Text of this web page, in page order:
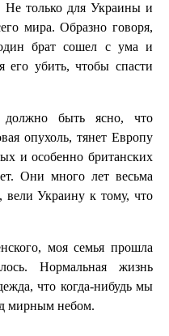
Не только для Украины и
мира. Образно говоря,
брат сошел с ума и
его убить, чтобы спасти
быть ясно, что
опухоль, тянет Европу
и особенно британских
Они много лет весьма
вели Украину к тому, что
моя семья прошла
Нормальная жизнь
что когда-нибудь мы
мирным небом.